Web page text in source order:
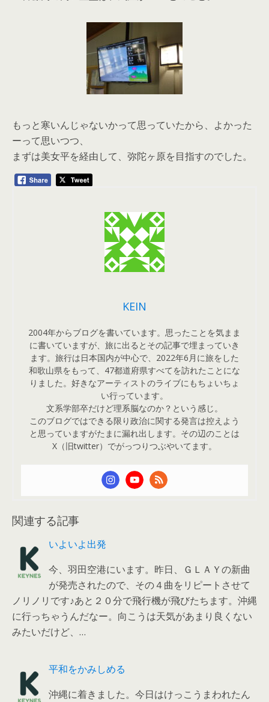
もっと寒いんじゃないかって思っていたから、よかった
ーって思いつつ、
まずは美女平を経由して、弥陀ヶ原を目指すのでした。
KEIN
2004年からブログを書いています。思ったことを気まま
に書いていますが、旅に出るとその記事で埋まっていき
ます。旅行は日本国内が中心で、2022年6月に旅をした
和歌山県をもって、47都道府県すべてを訪れたことにな
りました。好きなアーティストのライブにもちょいちょ
い行っています。
文系学部卒だけど理系脳なのか？という感じ。
このブログではできる限り政治に関する発言は控えよう
と思っていますがたまに漏れ出します。その辺のことは
X（旧twitter）でがっつりつぶやいてます。
関連する記事
いよいよ出発
今、羽田空港にいます。昨日、ＧＬＡＹの新曲
が発売されたので、その４曲をリピートさせて
ノリノリです♪あと２０分で飛行機が飛びたちます。沖縄
に行っちゃうんだなー。向こうは天気があまり良くない
みたいだけど、…
平和をかみしめる
沖縄に着きました。今日はけっこうまわれたん